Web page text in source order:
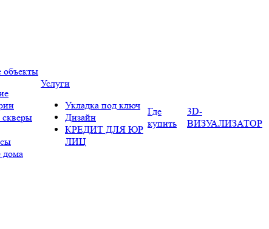
дома
Услуги
Укладка под ключ
Дизайн
КРЕДИТ ДЛЯ ЮР
ЛИЦ
Где
купить
3D-
ВИЗУАЛИЗАТОР